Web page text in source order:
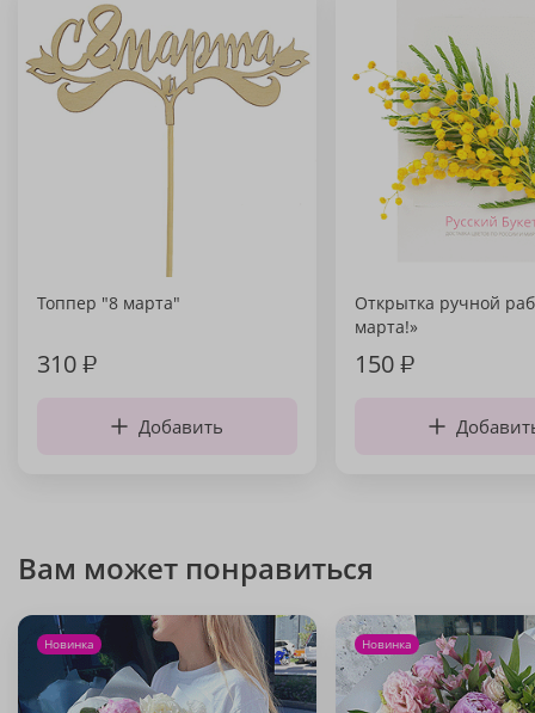
Топпер "8 марта"
310₽
Добавить
Открытка ручной
марта!»
150₽
Вам может понравиться
Новинка Новинка